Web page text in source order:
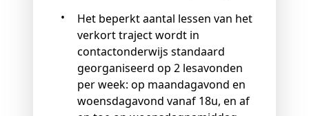
Het beperkt aantal lessen van het
verkort traject wordt in
contactonderwijs standaard
georganiseerd op 2 lesavonden
per week: op maandagavond en
woensdagavond vanaf 18u, en af